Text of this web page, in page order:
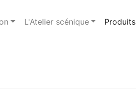
L'Atelier scénique Produits